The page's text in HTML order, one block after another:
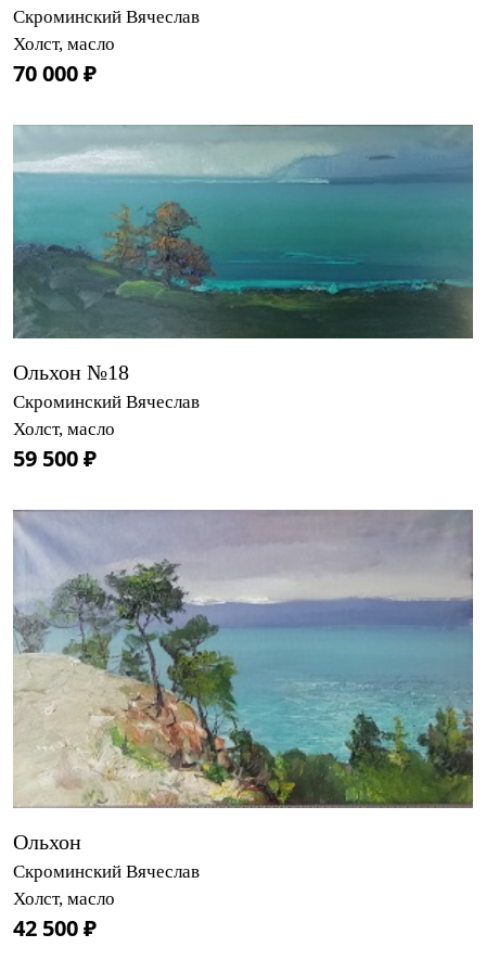
Скроминский Вячеслав
Холст, масло
70 000 ₽
Ольхон №18
Скроминский Вячеслав
Холст, масло
59 500 ₽
Ольхон
Скроминский Вячеслав
Холст, масло
42 500 ₽